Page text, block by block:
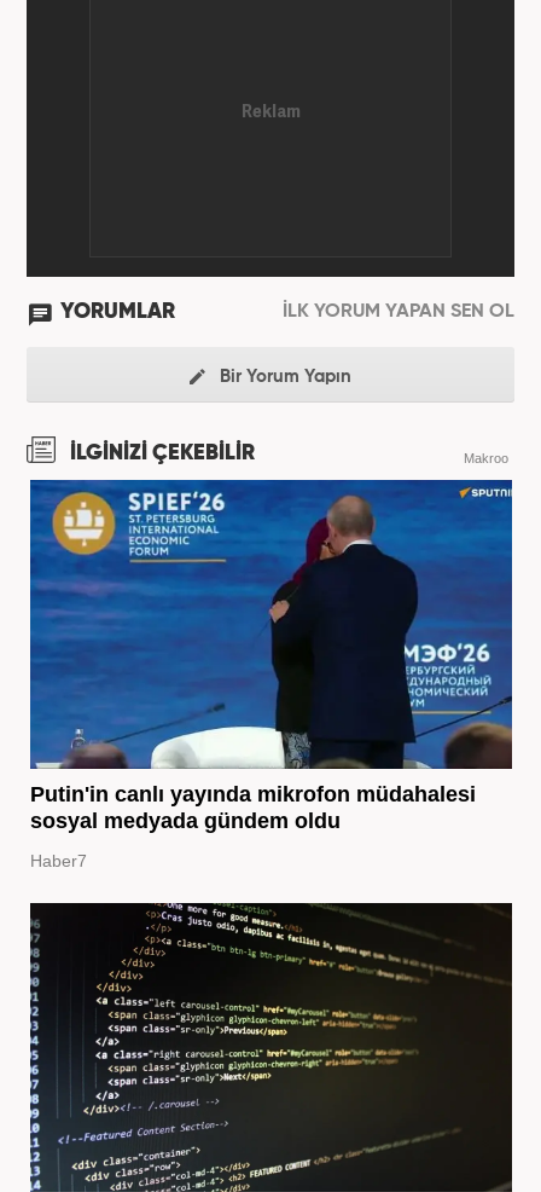
tahrif edilen olguları savunmak, temiz bilgi
YORUMLAR İLK YORUM YAPAN SEN OL
Bir Yorum Yapın
İLGİNİZİ ÇEKEBİLİR Makroo
Putin'in canlı yayında mikrofon müdahalesi
sosyal medyada gündem oldu
Haber7